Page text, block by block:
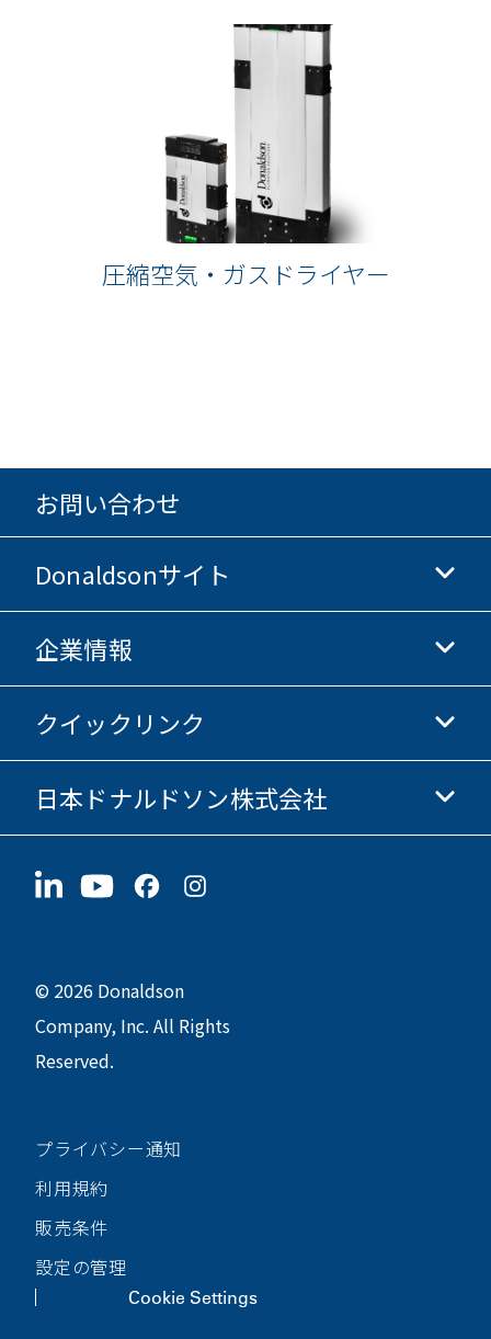
圧縮空気・ガスドライヤー
お問い合わせ
Donaldsonサイト
Donaldsonライフサイエンス
Donaldsonオンラインストア
企業情報
企業情報
倫理・コンプライアンス
採用情報
クイックリンク
投資家情報
サプライヤー情報
サステナビリティ
日本ドナルドソン株式会社
〒190-0022
© 2026 Donaldson
Company, Inc. All Rights
Reserved.
プライバシー通知
利用規約
販売条件
設定の管理
Cookie Settings